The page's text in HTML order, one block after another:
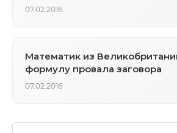
07.02.2016
Математик из
формулу провала заговора
07.02.2016